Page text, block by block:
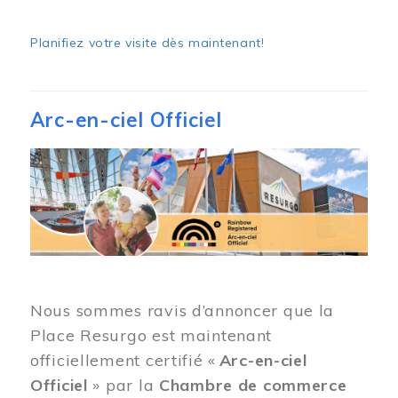
Planifiez votre visite dès maintenant!
Arc-en-ciel Officiel
Image
Nous sommes ravis d’annoncer que la
Place Resurgo est maintenant
officiellement certifié « Arc-en-ciel
Officiel » par la Chambre de commerce